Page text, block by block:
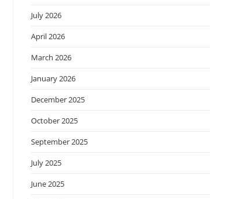
July 2026
April 2026
March 2026
January 2026
December 2025
October 2025
September 2025
July 2025
June 2025